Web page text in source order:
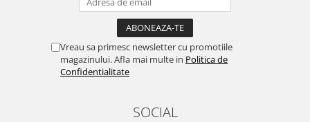
Vreau sa primesc newsletter cu promotiile
magazinului. Afla mai multe in Politica de
Confidentialitate
SOCIAL